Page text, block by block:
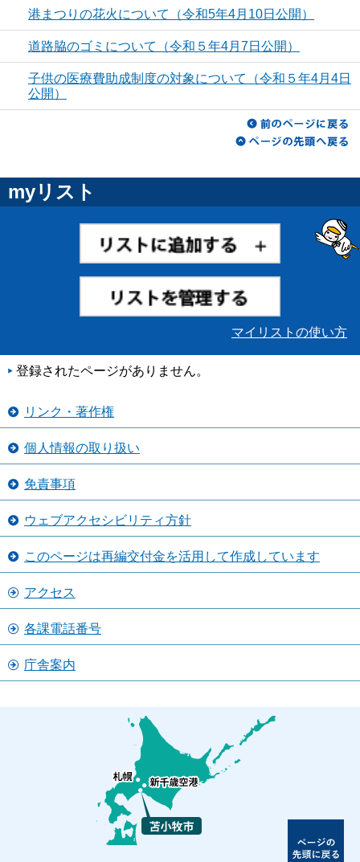
港まつりの花火について（令和5年4月10日公開）
道路脇のゴミについて（令和５年4月7日公開）
子供の医療費助成制度の対象について（令和５年4月4日
公開）
myリスト
マイリストの使い方
登録されたページがありません。
リンク・著作権
個人情報の取り扱い
免責事項
ウェブアクセシビリティ方針
このページは再編交付金を活用して作成しています
アクセス
各課電話番号
庁舎案内